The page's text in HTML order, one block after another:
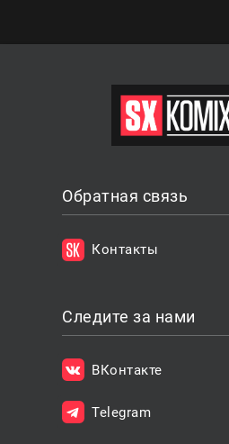
Обратная связь
Контакты
Следите за нами
ВКонтакте
Telegram